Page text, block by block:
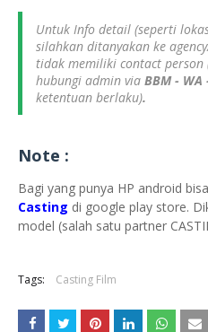
Untuk Info detail (seperti
silahkan ditanyakan ke
tidak memiliki contact person
hubungi admin via BBM - WA
ketentuan berlaku).
Note :
Bagi yang punya HP android
Casting di google play store.
model (salah satu partner
Tags: Casting Film